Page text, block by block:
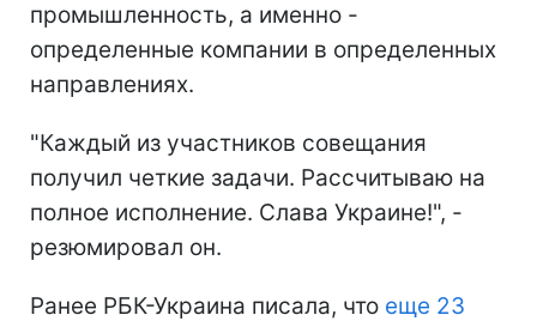
промышленность, а именно -
определенные компании в определенных
направлениях.
"Каждый из участников совещания
получил четкие задачи. Рассчитываю на
полное исполнение. Слава Украине!", -
резюмировал он.
Ранее РБК-Украина писала, что еще 23